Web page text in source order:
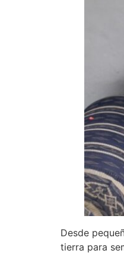
Desde
tierra para